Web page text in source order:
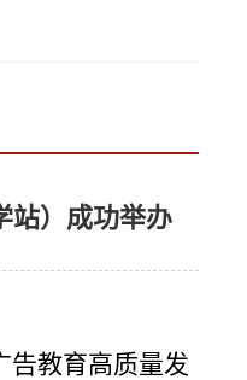
站）成功举办
告教育高质量发